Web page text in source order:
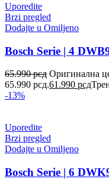
Uporedite
Brzi pregled
Dodajte u Omiljeno
Bosch Serie | 4
65.990рсд Оригинална
65.990 рсд.61.990 рсд
-13%
Uporedite
Brzi pregled
Dodajte u Omiljeno
Bosch Serie | 6